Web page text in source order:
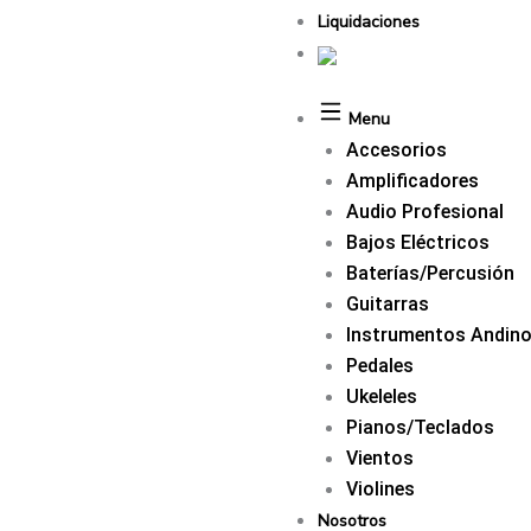
Liquidaciones
Menu
Accesorios
Amplificadores
Audio Profesional
Bajos Eléctricos
Baterías/Percusión
Guitarras
Instrumentos
Pedales
Ukeleles
Pianos/Teclados
Vientos
Violines
Nosotros